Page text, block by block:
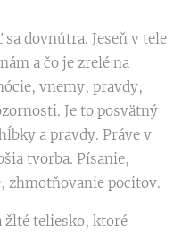
dovnútra. Jeseň v tele
a čo je zrelé na
vnemy, pravdy,
Je to posvätný
a pravdy. Práve v
tvorba. Písanie,
zhmotňovanie pocitov.
žlté teliesko, ktoré